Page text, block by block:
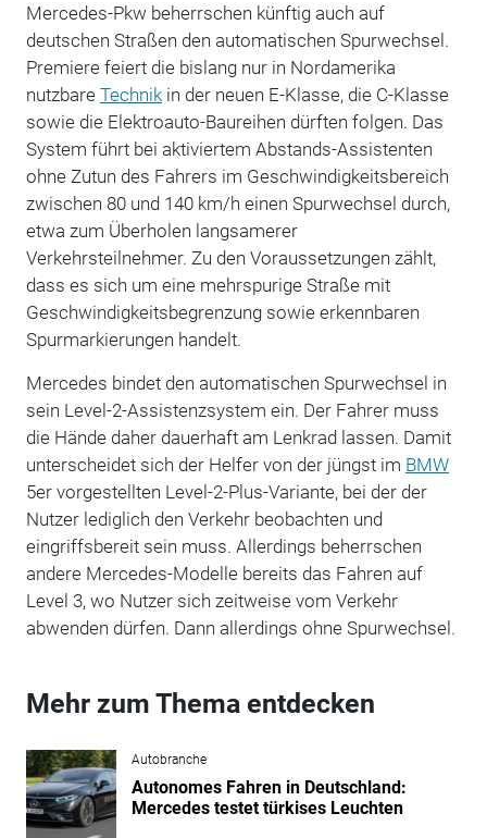
Mercedes-Pkw beherrschen künftig auch auf
deutschen Straßen den automatischen Spurwechsel.
Premiere feiert die bislang nur in Nordamerika
nutzbare Technikin der neuen E-Klasse, die C-Klasse
sowie die Elektroauto-Baureihen dürften folgen. Das
System führt bei aktiviertem Abstands-Assistenten
ohne Zutun des Fahrers im Geschwindigkeitsbereich
zwischen 80 und 140 km/h einen Spurwechsel durch,
etwa zum Überholen langsamerer
Verkehrsteilnehmer. Zu den Voraussetzungen zählt,
dass es sich um eine mehrspurige Straße mit
Geschwindigkeitsbegrenzung sowie erkennbaren
Spurmarkierungen handelt.
Mercedes bindet den automatischen Spurwechsel in
sein Level-2-Assistenzsystem ein. Der Fahrer muss
die Hände daher dauerhaft am Lenkrad lassen. Damit
unterscheidet sich der Helfer von der jüngst im BMW
5er vorgestellten Level-2-Plus-Variante, bei der der
Nutzer lediglich den Verkehr beobachten und
eingriffsbereit sein muss. Allerdings beherrschen
andere Mercedes-Modelle bereits das Fahren auf
Level 3, wo Nutzer sich zeitweise vom Verkehr
abwenden dürfen. Dann allerdings ohne Spurwechsel.
Mehr zum Thema entdecken
Autobranche
Autonomes Fahren in Deutschland:
Mercedes testet türkises Leuchten